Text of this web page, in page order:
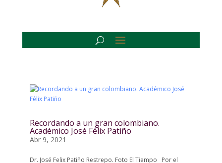
Recordando a un gran colombiano.
Académico José Félix Patiño
Abr 9, 2021
Dr. José Felix Patiño Restrepo. Foto El Tiempo Por el